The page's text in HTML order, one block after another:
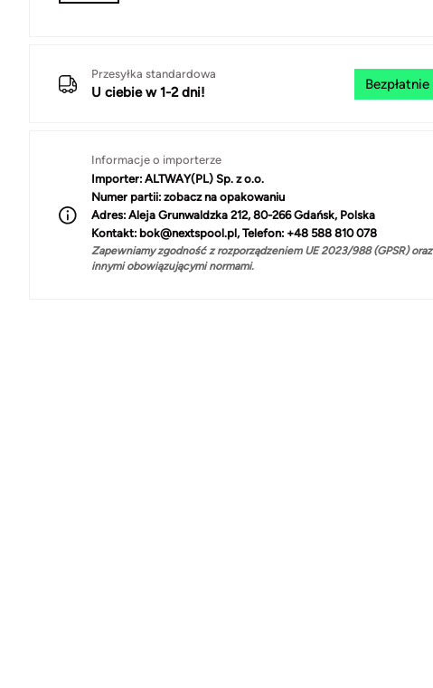
Przesyłka standardowa
U ciebie w 1-2 dni!
Bezpłatnie
Informacje o importerze
Importer: ALTWAY(PL) Sp. z o.o.
Numer partii: zobacz na opakowaniu
Adres: Aleja Grunwaldzka 212, 80-266 Gdańsk, Polska
Kontakt: bok@nextspool.pl, Telefon: +48 588 810 078
Zapewniamy zgodność z rozporządzeniem UE 2023/988 (GPSR) oraz
innymi obowiązującymi normami.